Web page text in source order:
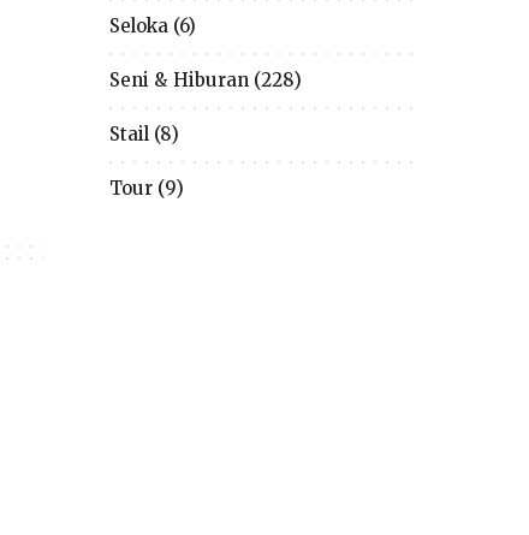
Seloka(6)
Seni & Hiburan(228)
Stail(8)
Tour(9)